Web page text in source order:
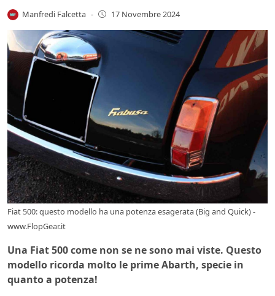
Manfredi Falcetta - 17 Novembre 2024
Fiat 500: questo modello ha una potenza esagerata (Big and Quick) -
www.FlopGear.it
Una Fiat 500 come non se ne sono mai viste. Questo
modello ricorda molto le prime Abarth, specie in
quanto a potenza!